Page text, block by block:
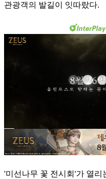
관광객의 발길이 잇따랐다.
'미선나무 꽃 전시회'가 열리